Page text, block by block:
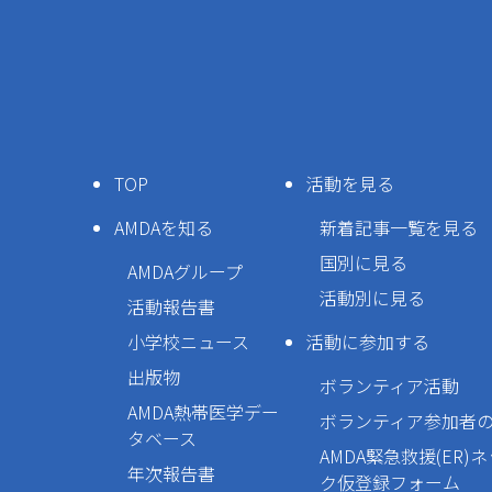
TOP
AMDAを知る
AMDAグループ
活動報告書
小学校ニュース
出版物
AMDA熱帯医学デー
タベース
年次報告書
活動を見る
新着記事一覧を見る
国別に見る
活動別に見る
活動に参加する
ボランティア活動
ボランティア参加者
AMDA緊急救援(ER)
ク仮登録フォーム